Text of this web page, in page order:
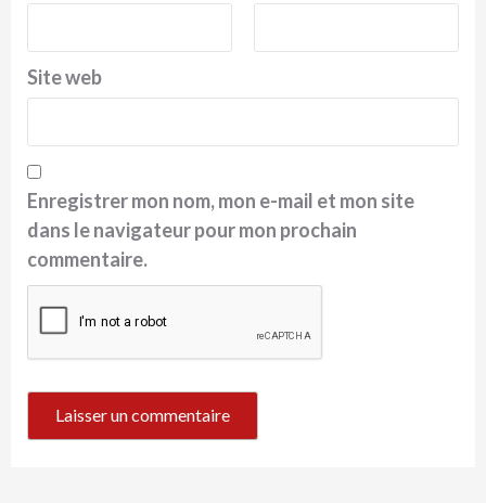
Site web
Enregistrer mon nom, mon e-mail et mon site
dans le navigateur pour mon prochain
commentaire.